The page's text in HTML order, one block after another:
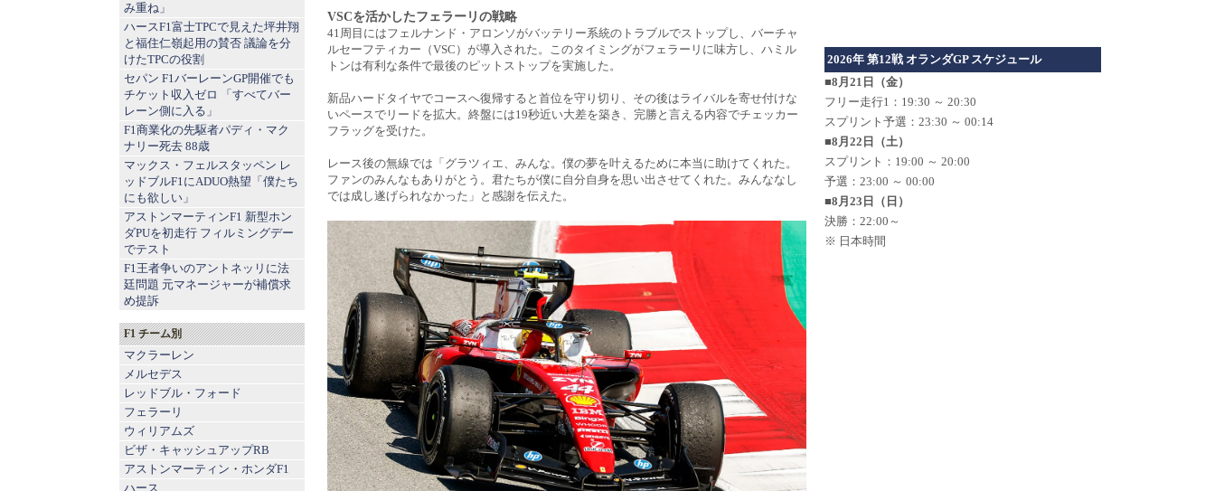
VSCを活かしたフェラーリの戦略
41周目にはフェルナンド・アロンソがバッテリー系統のトラブルでストップし、バーチャ
ルセーフティカー（VSC）が導入された。このタイミングがフェラーリに味方し、ハミル
トンは有利な条件で最後のピットストップを実施した。
新品ハードタイヤでコースへ復帰すると首位を守り切り、その後はライバルを寄せ付けな
いペースでリードを拡大。終盤には19秒近い大差を築き、完勝と言える内容でチェッカー
フラッグを受けた。
レース後の無線では「グラツィエ、みんな。僕の夢を叶えるために本当に助けてくれた。
ファンのみんなもありがとう。君たちが僕に自分自身を思い出させてくれた。みんななし
では成し遂げられなかった」と感謝を伝えた。
み重ね」
ハースF1富士TPCで見えた坪井翔
と福住仁嶺起用の賛否 議論を分
けたTPCの役割
セパン F1バーレーンGP開催でも
チケット収入ゼロ 「すべてバー
レーン側に入る」
F1商業化の先駆者パディ・マク
ナリー死去 88歳
マックス・フェルスタッペン レ
ッドブルF1にADUO熱望「僕たち
にも欲しい」
アストンマーティンF1 新型ホン
ダPUを初走行 フィルミングデー
でテスト
F1王者争いのアントネッリに法
廷問題 元マネージャーが補償求
め提訴
F1 チーム別
マクラーレン
メルセデス
レッドブル ・ フォード
フェラーリ
ウィリアムズ
ビザ・キャッシュアップRB
アストンマーティン ・ ホンダF1
ハース
2026年 第12戦 オランダGP スケジュール
■8月21日（金）
フリー走行1：19:30 ～ 20:30
スプリント予選：23:30 ～ 00:14
■8月22日（土）
スプリント：19:00 ～ 20:00
予選：23:00 ～ 00:00
■8月23日（日）
決勝：22:00～
※ 日本時間